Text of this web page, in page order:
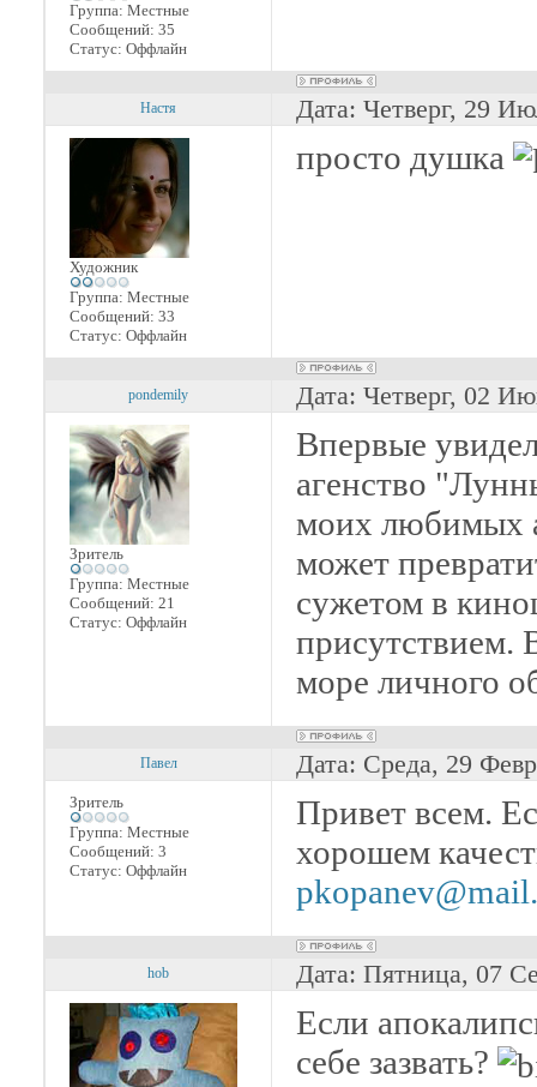
Группа: Местные
Сообщений: 35
Статус: Оффлайн
Настя Дата: Четверг, 29
Художник
Группа: Местные
Сообщений: 33
Статус: Оффлайн
просто душка
pondemily Дата: Четверг, 02
Зритель
Группа: Местные
Сообщений: 21
Статус: Оффлайн
Впервые
агенство
моих любимых
может
сужетом в
присутствием.
море личного
Павел Дата: Среда, 29
Зритель
Группа: Местные
Сообщений: 3
Статус: Оффлайн
Привет всем.
хорошем
hob Дата: Пятница, 07
Если
себе зазвать?